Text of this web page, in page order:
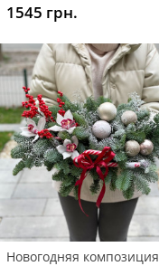
1545 грн.
Новогодняя композиция